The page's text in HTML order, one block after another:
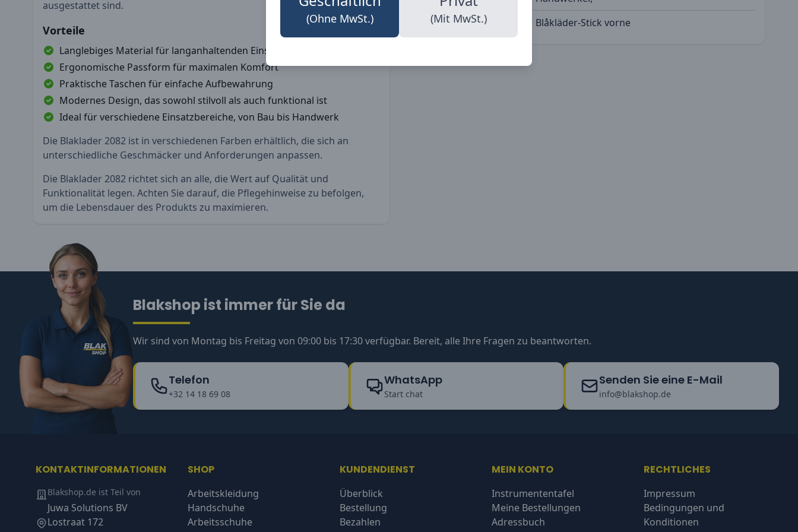
(Ohne MwSt.) (Mit MwSt.)
ausgestattet sind.
Vorteile
Langlebiges Material für langanhaltenden Einsatz
Ergonomische Passform für maximalen Komfort
Praktische Taschen für einfache Aufbewahrung
Modernes Design, das sowohl stilvoll als auch funktional ist
Ideal für verschiedene Einsatzbereiche, von Bau bis Handwerk
Die Blaklader 2082 ist in verschiedenen Farben erhältlich, die sich an
unterschiedliche Geschmäcker und Anforderungen anpassen.
Die Blaklader 2082 richtet sich an alle, die Wert auf Qualität und
Funktionalität legen. Achten Sie darauf, die Pflegehinweise zu befolgen,
um die Lebensdauer des Produkts zu maximieren.
Details
Blåkläder-Stick vorne
Blakshop ist immer für Sie da
Wir sind von Montag bis Freitag von 09:00 bis 17:30 verfügbar. Bereit, alle Ihre Fragen zu beantworten.
Telefon
+32 14 18 69 08
WhatsApp
Start chat
Senden Sie eine E-Mail
info@blakshop.de
KONTAKTINFORMATIONEN
Blakshop.de ist Teil von
Juwa Solutions BV
Lostraat 172
SHOP
Arbeitskleidung
Handschuhe
Arbeitsschuhe
KUNDENDIENST
Überblick
Bestellung
Bezahlen
MEIN KONTO
Instrumententafel
Meine Bestellungen
Adressbuch
RECHTLICHES
Impressum
Bedingungen und
Konditionen